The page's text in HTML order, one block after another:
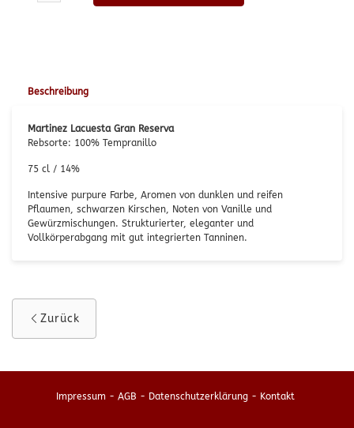
Beschreibung
Martinez Lacuesta Gran Reserva
Rebsorte: 100% Tempranillo
75 cl / 14%
Intensive purpure Farbe, Aromen von dunklen und reifen
Pflaumen, schwarzen Kirschen, Noten von Vanille und
Gewürzmischungen. Strukturierter, eleganter und
Vollkörperabgang mit gut integrierten Tanninen.
Zurück
Impressum - AGB - Datenschutzerklärung - Kontakt